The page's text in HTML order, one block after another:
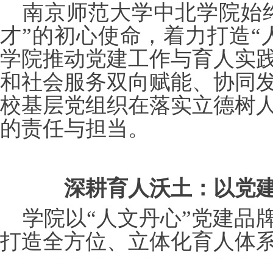
南京师范大学中北学院始
才”的初心使命，着力打造“
学院推动党建工作与育人实
和社会服务双向赋能、协同
校基层党组织在落实立德树
的责任与担当。
深耕育人沃土：以党
学院以“人文丹心”党建品
打造全方位、立体化育人体